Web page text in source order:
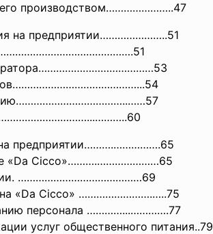
производством…………………..47
на предприятии…………………..51
51
57
на предприятии……….…………….65
«Da Cicco»……….…………………65
……………………………………69
«Da Cicco» …………………….…..75
персонала …………...………….77
услуг общественного питания..79